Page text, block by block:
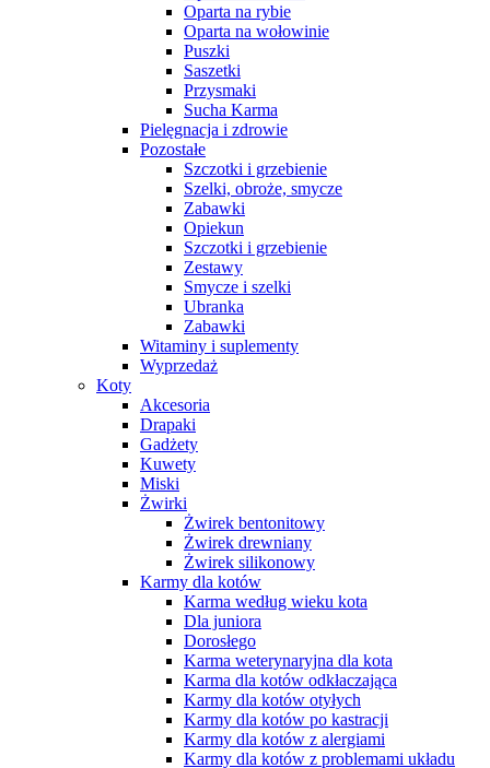
Oparta na rybie
Oparta na wołowinie
Puszki
Saszetki
Przysmaki
Sucha Karma
Pielęgnacja i zdrowie
Pozostałe
Szczotki i grzebienie
Szelki, obroże, smycze
Zabawki
Opiekun
Szczotki i grzebienie
Zestawy
Smycze i szelki
Ubranka
Zabawki
Witaminy i suplementy
Wyprzedaż
Koty
Akcesoria
Drapaki
Gadżety
Kuwety
Miski
Żwirki
Żwirek bentonitowy
Żwirek drewniany
Żwirek silikonowy
Karmy dla kotów
Karma według wieku kota
Dla juniora
Dorosłego
Karma weterynaryjna dla kota
Karma dla kotów odkłaczająca
Karmy dla kotów otyłych
Karmy dla kotów po kastracji
Karmy dla kotów z alergiami
Karmy dla kotów z problemami układu